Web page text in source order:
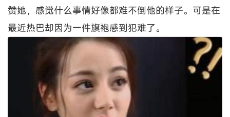
赞她，感觉什么事情好像都难不倒他的样子。可是在
最近热巴却因为一件旗袍感到犯难了。